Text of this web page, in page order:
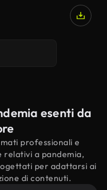
esenti da
professionali e
a pandemia,
per adattarsi ai
di contenuti.